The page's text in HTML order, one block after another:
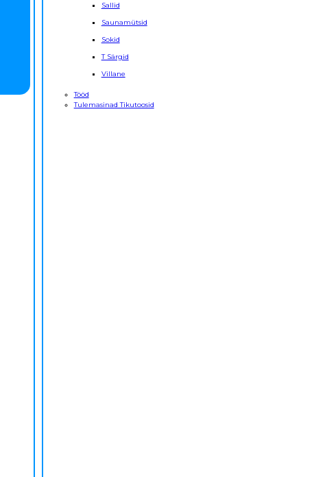
Sallid
Saunamütsid
Sokid
T Särgid
Villane
Tööd
Tulemasinad Tikutoosid